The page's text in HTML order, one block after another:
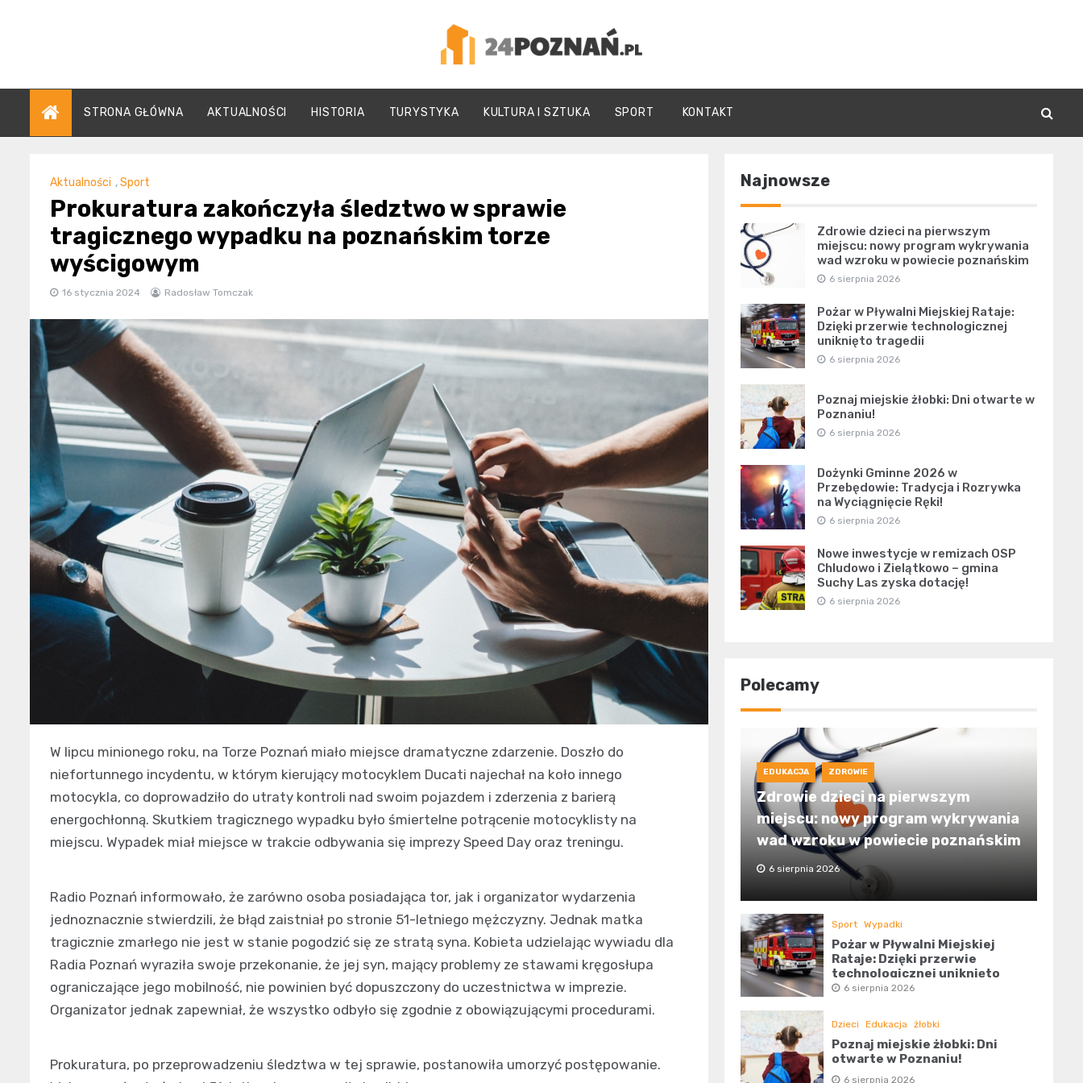
24Poznań.pl
STRONA GŁÓWNA AKTUALNOŚCI HISTORIA TURYSTYKA KULTURA I SZTUKA SPORT KONTAKT
Aktualności ,Sport
Prokuratura zakończyła śledztwo w sprawie
tragicznego wypadku na poznańskim torze
wyścigowym
16 stycznia 2024 Radosław Tomczak
W lipcu minionego roku, na Torze Poznań miało miejsce dramatyczne zdarzenie. Doszło do
niefortunnego incydentu, w którym kierujący motocyklem Ducati najechał na koło innego
motocykla, co doprowadziło do utraty kontroli nad swoim pojazdem i zderzenia z barierą
energochłonną. Skutkiem tragicznego wypadku było śmiertelne potrącenie motocyklisty na
miejscu. Wypadek miał miejsce w trakcie odbywania się imprezy Speed Day oraz treningu.
Radio Poznań informowało, że zarówno osoba posiadająca tor, jak i organizator wydarzenia
jednoznacznie stwierdzili, że błąd zaistniał po stronie 51-letniego mężczyzny. Jednak matka
tragicznie zmarłego nie jest w stanie pogodzić się ze stratą syna. Kobieta udzielając wywiadu dla
Radia Poznań wyraziła swoje przekonanie, że jej syn, mający problemy ze stawami kręgosłupa
ograniczające jego mobilność, nie powinien być dopuszczony do uczestnictwa w imprezie.
Organizator jednak zapewniał, że wszystko odbyło się zgodnie z obowiązującymi procedurami.
Prokuratura, po przeprowadzeniu śledztwa w tej sprawie, postanowiła umorzyć postępowanie.
Najnowsze
Zdrowie dzieci na pierwszym
miejscu: nowy program wykrywania
wad wzroku w powiecie poznańskim
6 sierpnia 2026
Pożar w Pływalni Miejskiej Rataje:
Dzięki przerwie technologicznej
uniknięto tragedii
6 sierpnia 2026
Poznaj miejskie żłobki: Dni otwarte w
Poznaniu!
6 sierpnia 2026
Dożynki Gminne 2026 w
Przebędowie: Tradycja i Rozrywka
na Wyciągnięcie Ręki!
6 sierpnia 2026
Nowe inwestycje w remizach OSP
Chludowo i Zielątkowo – gmina
Suchy Las zyska dotację!
6 sierpnia 2026
Polecamy
EDUKACJA ZDROWIE
Zdrowie dzieci na pierwszym
miejscu: nowy program wykrywania
wad wzroku w powiecie poznańskim
6 sierpnia 2026
Sport Wypadki
Pożar w Pływalni Miejskiej
Rataje: Dzięki przerwie
technologicznej uniknięto
tragedii
6 sierpnia 2026
Dzieci Edukacja żłobki
Poznaj miejskie żłobki: Dni
otwarte w Poznaniu!
6 sierpnia 2026